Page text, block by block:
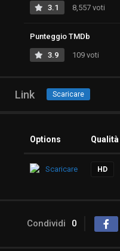
3.1 8,557 voti
Punteggio TMDb
3.9 109 voti
Link Scaricare
Options Qualità
Scaricare HD
Condividi 0